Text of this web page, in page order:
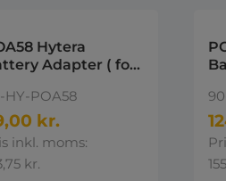
Hytera
Adapter ( for
HY-POA58
kr.
inkl. moms:
kr.